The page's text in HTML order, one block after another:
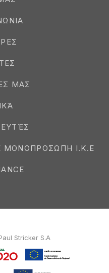
ΜΑΣ
ΜΟΝΟΠΡΟΣΩΠΗ Ι.Κ.Ε
Stricker S.A